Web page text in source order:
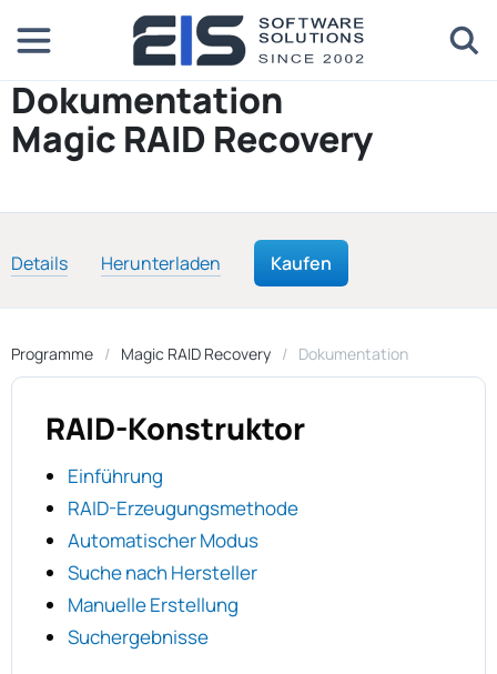
Dokumentation
Magic RAID Recovery
Details Herunterladen Kaufen
Programme Magic RAID Recovery Dokumentation
RAID-Konstruktor
Einführung
RAID-Erzeugungsmethode
Automatischer Modus
Suche nach Hersteller
Manuelle Erstellung
Suchergebnisse